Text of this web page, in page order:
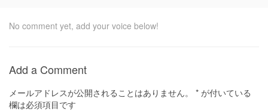
No comment yet, add your voice below!
Add a Comment
メールアドレスが公開されることはありません。 * が付いている
欄は必須項目です